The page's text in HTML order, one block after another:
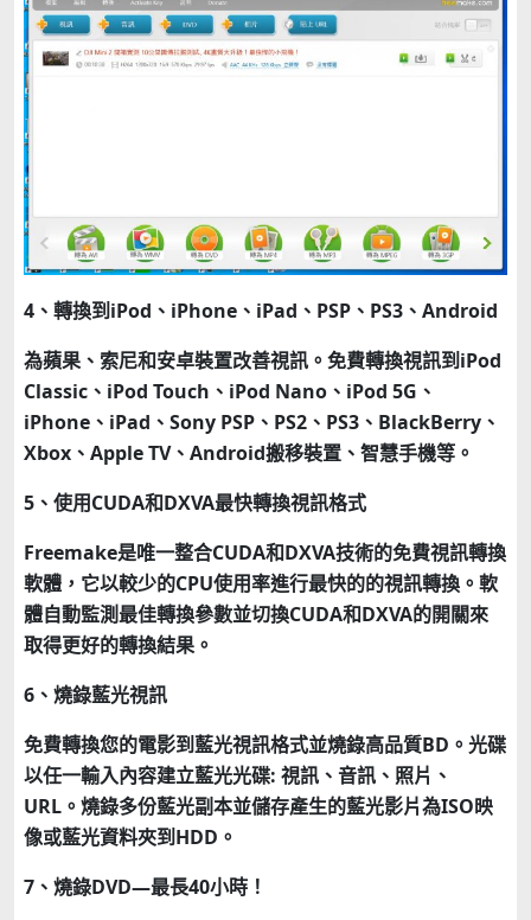
4、轉換到iPod、iPhone、iPad、PSP、PS3、Android
為蘋果、索尼和安卓裝置改善視訊。免費轉換視訊到iPod
Classic、iPod Touch、iPod Nano、iPod 5G、
iPhone、iPad、Sony PSP、PS2、PS3、BlackBerry、
Xbox、Apple TV、Android搬移裝置、智慧手機等。
5、使用CUDA和DXVA最快轉換視訊格式
Freemake是唯一整合CUDA和DXVA技術的免費視訊轉換
軟體，它以較少的CPU使用率進行最快的的視訊轉換。軟
體自動監測最佳轉換參數並切換CUDA和DXVA的開關來
取得更好的轉換結果。
6、燒錄藍光視訊
免費轉換您的電影到藍光視訊格式並燒錄高品質BD。光碟
以任一輸入內容建立藍光光碟: 視訊、音訊、照片、
URL。燒錄多份藍光副本並儲存產生的藍光影片為ISO映
像或藍光資料夾到HDD。
7、燒錄DVD—最長40小時！